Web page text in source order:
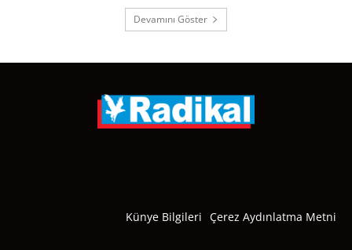
Devamını Göster
Künye Bilgileri Çerez Aydınlatma Metni